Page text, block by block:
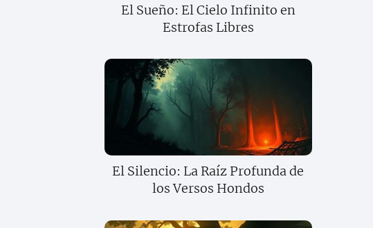
El Sueño: El Cielo Infinito en
Estrofas Libres
El Silencio: La Raíz Profunda de
los Versos Hondos